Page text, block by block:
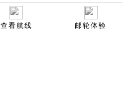
查看航线 邮轮体验